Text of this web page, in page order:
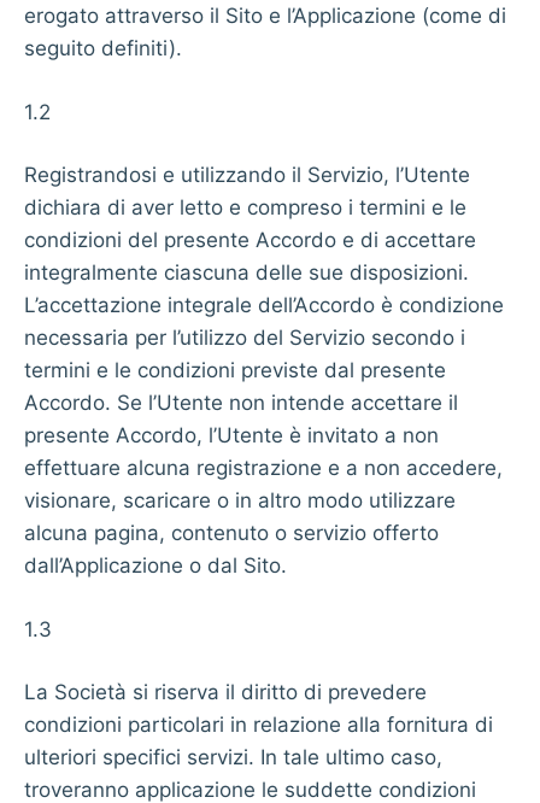
erogato attraverso il Sito e l’Applicazione (come di
seguito definiti).
1.2
Registrandosi e utilizzando il Servizio, l’Utente
dichiara di aver letto e compreso i termini e le
condizioni del presente Accordo e di accettare
integralmente ciascuna delle sue disposizioni.
L’accettazione integrale dell’Accordo è condizione
necessaria per l’utilizzo del Servizio secondo i
termini e le condizioni previste dal presente
Accordo. Se l’Utente non intende accettare il
presente Accordo, l’Utente è invitato a non
effettuare alcuna registrazione e a non accedere,
visionare, scaricare o in altro modo utilizzare
alcuna pagina, contenuto o servizio offerto
dall’Applicazione o dal Sito.
1.3
La Società si riserva il diritto di prevedere
condizioni particolari in relazione alla fornitura di
ulteriori specifici servizi. In tale ultimo caso,
troveranno applicazione le suddette condizioni